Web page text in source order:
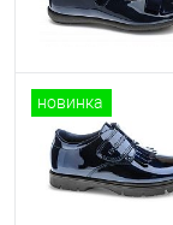
новинка